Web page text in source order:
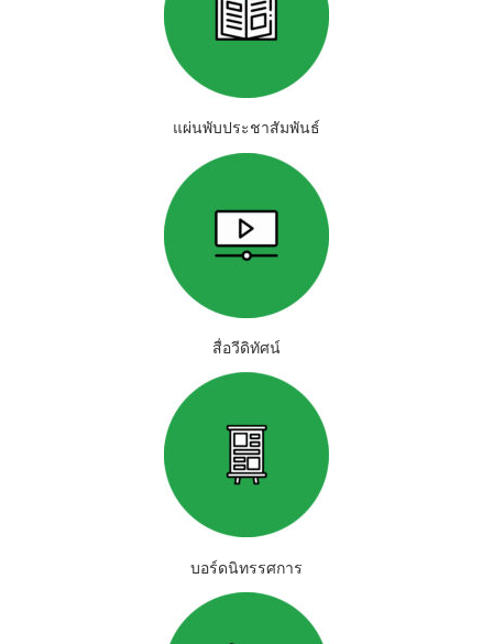
แผ่นพับประชาสัมพันธ์
สื่อวีดิทัศน์
บอร์ดนิทรรศการ